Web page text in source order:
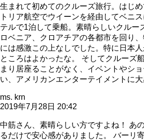
生まれて初めてのクルーズ旅行。はじ
トリア航空でウイーンを経由してベニ
テルで1泊して乗船。素晴らしいクルー
ロベニア、クロアチアの各都市を回り
には感激この上なしでした。特に日本
ところはよかったな。 そしてクルーズ
まり居座ることがなく、イベントやシ
い、アメリカンエンターテイメントに大
ms. krn
2019年7月28日 20:42
中筋さん、素晴らしい方ですよね！ あ
るだけで安心感がありました。 バーリ